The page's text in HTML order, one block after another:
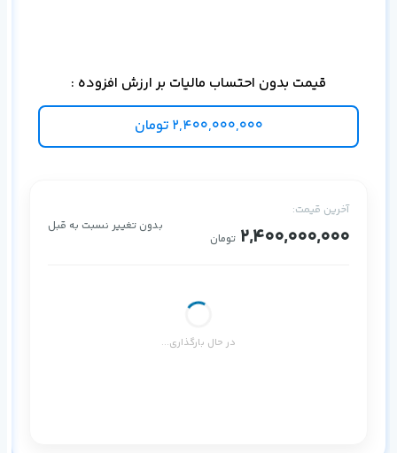
قیمت بدون احتساب مالیات بر ارزش افزوده :
2,400,000,000 تومان
آخرین قیمت:
2,400,000,000 تومان
بدون تغییر نسبت به قبل
در حال بارگذاری...